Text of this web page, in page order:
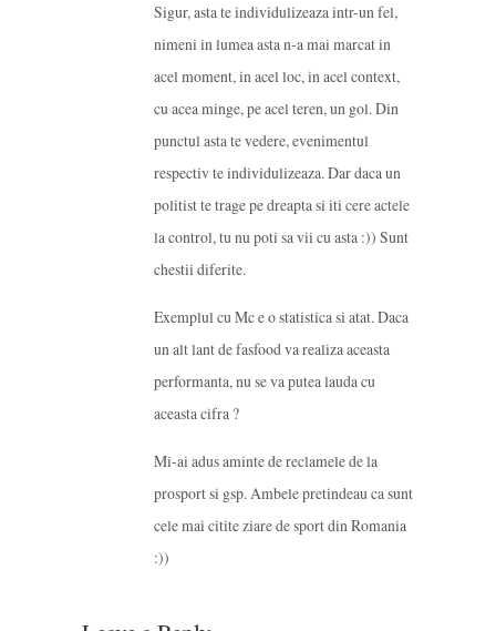
Sigur, asta te individulizeaza intr-un fel,
nimeni in lumea asta n-a mai marcat in
acel moment, in acel loc, in acel context,
cu acea minge, pe acel teren, un gol. Din
punctul asta te vedere, evenimentul
respectiv te individulizeaza. Dar daca un
politist te trage pe dreapta si iti cere actele
la control, tu nu poti sa vii cu asta :)) Sunt
chestii diferite.
Exemplul cu Mc e o statistica si atat. Daca
un alt lant de fasfood va realiza aceasta
performanta, nu se va putea lauda cu
aceasta cifra ?
Mi-ai adus aminte de reclamele de la
prosport si gsp. Ambele pretindeau ca sunt
cele mai citite ziare de sport din Romania
:))